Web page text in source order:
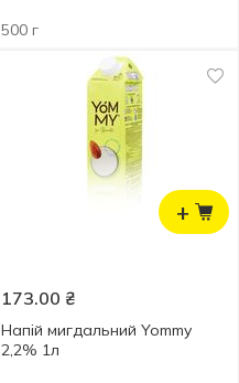
500 г
+
173.00 ₴
Напій мигдальний Yommy
2,2% 1л